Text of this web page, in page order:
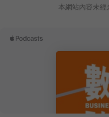
本網站內容未經